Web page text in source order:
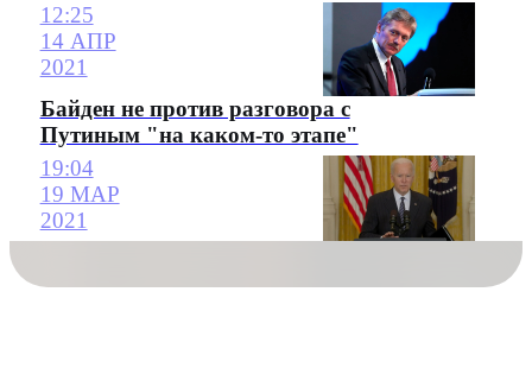
12:25
14 АПР
2021
Байден не против разговора с
Путиным "на каком-то этапе"
19:04
19 МАР
2021